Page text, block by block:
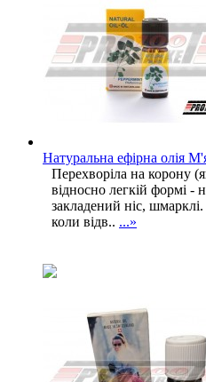
Натуральна ефірна олія
Перехворіла на корону
відносно легкій формі -
закладений ніс,
коли відв.. ...»